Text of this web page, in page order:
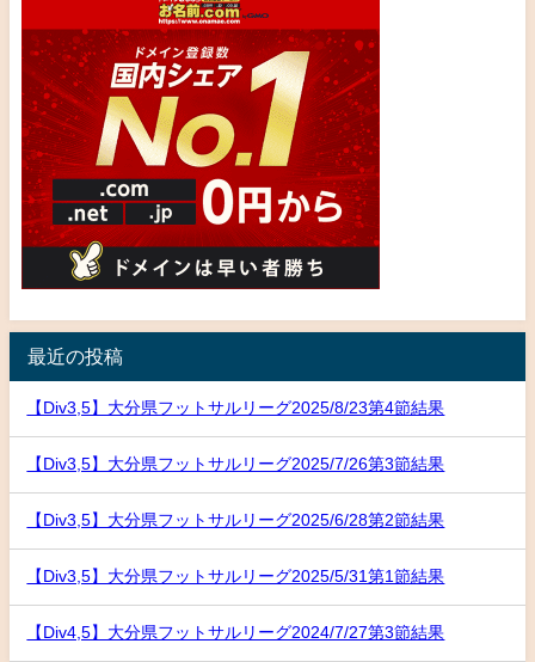
最近の投稿
【Div3,5】大分県フットサルリーグ2025/8/23第4節結果
【Div3,5】大分県フットサルリーグ2025/7/26第3節結果
【Div3,5】大分県フットサルリーグ2025/6/28第2節結果
【Div3,5】大分県フットサルリーグ2025/5/31第1節結果
【Div4,5】大分県フットサルリーグ2024/7/27第3節結果